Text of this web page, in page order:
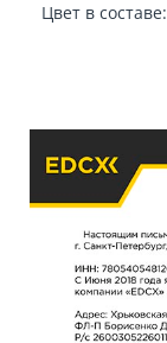
Цвет в составе: